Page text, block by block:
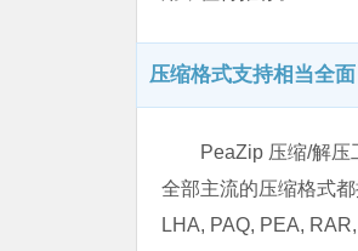
压缩格式支持相当全面
PeaZip 压缩/解
全部主流的压缩格式
LHA, PAQ, PEA,